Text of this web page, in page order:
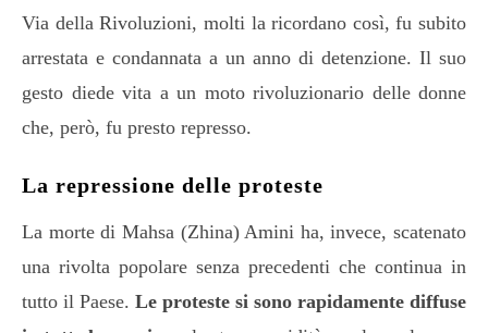
Via della Rivoluzioni, molti la ricordano così, fu subito
arrestata e condannata a un anno di detenzione. Il suo
gesto diede vita a un moto rivoluzionario delle donne
che, però, fu presto represso.
La repressione delle proteste
La morte di Mahsa (Zhina) Amini ha, invece, scatenato
una rivolta popolare senza precedenti che continua in
tutto il Paese. Le proteste si sono rapidamente diffuse